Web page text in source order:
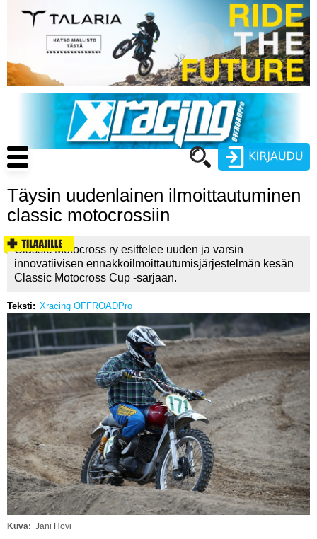
pääsisältöön
Käyttäjätunnus
Luo uusi käyttäjätili
Vaihda salasana
Main
navigation
ENDURO
MOTOCROSS
CROSS COUNTRY
MUUT LAJIT
YLEISTÄ ALALTA
LUE DIGILEHDET
ASIAKASPALVELU JA
OHJEET
MEDIATIEDOT
YHTEYSTIEDOT
Täysin uudenlainen ilmoittautuminen
classic motocrossiin
Classic Motocross ry esittelee uuden ja varsin
innovatiivisen ennakkoilmoittautumisjärjestelmän kesän
Classic Motocross Cup -sarjaan.
Teksti Xracing OFFROADPro
Kuva Jani Hovi